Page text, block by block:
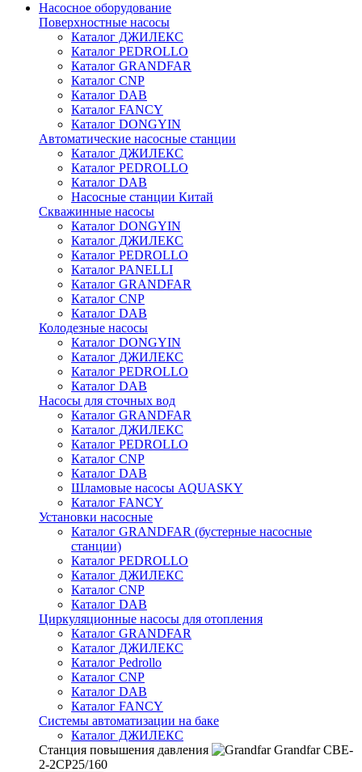
Насосное оборудование
Поверхностные насосы
Каталог ДЖИЛЕКС
Каталог PEDROLLO
Каталог GRANDFAR
Каталог CNP
Каталог DAB
Каталог FANCY
Каталог DONGYIN
Автоматические насосные станции
Каталог ДЖИЛЕКС
Каталог PEDROLLO
Каталог DAB
Насосные станции Китай
Скважинные насосы
Каталог DONGYIN
Каталог ДЖИЛЕКС
Каталог PEDROLLO
Каталог PANELLI
Каталог GRANDFAR
Каталог CNP
Каталог DAB
Колодезные насосы
Каталог DONGYIN
Каталог ДЖИЛЕКС
Каталог PEDROLLO
Каталог DAB
Насосы для сточных вод
Каталог GRANDFAR
Каталог ДЖИЛЕКС
Каталог PEDROLLO
Каталог CNP
Каталог DAB
Шламовые насосы AQUASKY
Каталог FANCY
Установки насосные
Каталог GRANDFAR (бустерные насосные
станции)
Каталог PEDROLLO
Каталог ДЖИЛЕКС
Каталог CNP
Каталог DAB
Циркуляционные насосы для отопления
Каталог GRANDFAR
Каталог ДЖИЛЕКС
Каталог Pedrollo
Каталог CNP
Каталог DAB
Каталог FANCY
Системы автоматизации на баке
Каталог ДЖИЛЕКС
Станция повышения давления
Grandfar CBE-
2-2CP25/160